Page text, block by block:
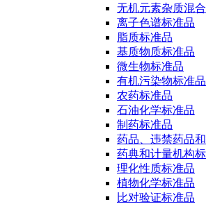
无机元素杂质混
离子色谱标准品
脂质标准品
基质物质标准品
微生物标准品
有机污染物标准品
农药标准品
石油化学标准品
制药标准品
药品、违禁药品
药典和计量机构
理化性质标准品
植物化学标准品
比对验证标准品